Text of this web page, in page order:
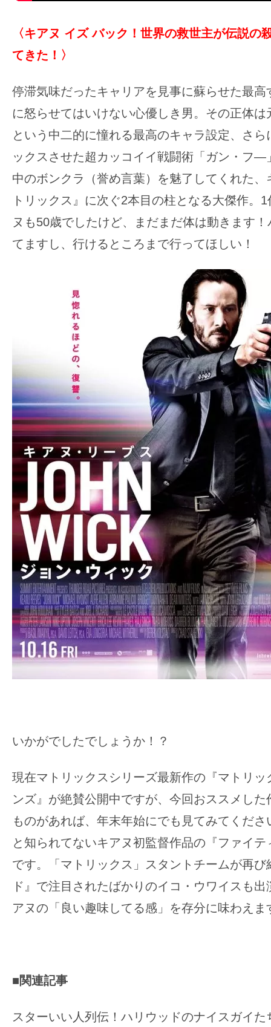
〈キアヌ イズ バック！世界の救世主が伝説の
てきた！ 〉
停滞気味だったキャリアを見事に蘇らせた最高
に怒らせてはいけない心優しき男。その正体
という中二的に憧れる最高のキャラ設定、さ
ックスさせた超カッコイイ戦闘術「ガン・フ―
中のボンクラ（誉め言葉）を魅了してくれた
トリックス』に次ぐ2本目の柱となる大傑作。
ヌも50歳でしたけど、まだまだ体は動きます
てますし、行けるところまで行ってほしい！
いかがでしたでしょうか！？
現在マトリックスシリーズ最新作の『マトリッ
ンズ』が絶賛公開中ですが、今回おススメし
ものがあれば、年末年始にでも見てみてくだ
と知られてないキアヌ初監督作品の『ファイ
です。「マトリックス」スタントチームが再び
ド』で注目されたばかりのイコ・ウワイスも
アヌの「良い趣味してる感」を存分に味わえま
■関連記事
スターいい人列伝！ハリウッドのナイスガイ